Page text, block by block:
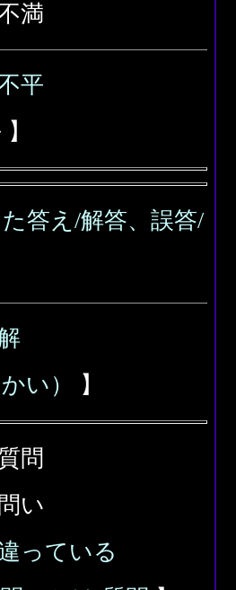
満
平
】
答え/解答、誤答/
い） 】
問
い
っている